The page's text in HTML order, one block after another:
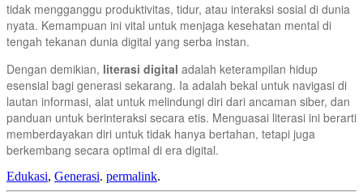
tidak mengganggu produktivitas, tidur, atau interaksi sosial di dunia
nyata. Kemampuan ini vital untuk menjaga kesehatan mental di
tengah tekanan dunia digital yang serba instan.
Dengan demikian, literasi digital adalah keterampilan hidup
esensial bagi generasi sekarang. Ia adalah bekal untuk navigasi di
lautan informasi, alat untuk melindungi diri dari ancaman siber, dan
panduan untuk berinteraksi secara etis. Menguasai literasi ini berarti
memberdayakan diri untuk tidak hanya bertahan, tetapi juga
berkembang secara optimal di era digital.
Edukasi, Generasi. permalink.